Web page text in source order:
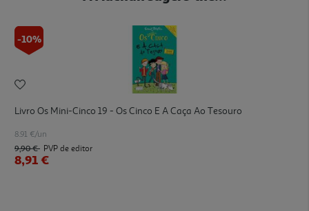
-10%
Livro Os Mini-Cinco 19 - Os Cinco E A Caça Ao Tesouro
8.91 €/un
9,90 € PVP de editor
8,91 €